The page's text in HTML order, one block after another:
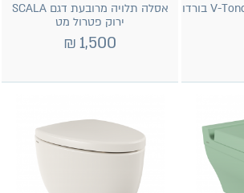
אסלה תלויה V-Tondo Rimless בורדו
אסלה תלויה מרובעת דגם SCALA
ירוק פטרול מט
1,500
₪